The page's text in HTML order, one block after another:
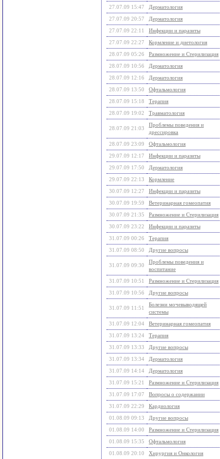
27.07.09 15:47
Дерматология
27.07.09 20:57
Дерматология
27.07.09 22:11
Инфекции и паразиты
27.07.09 22:27
Кормление и диетология
28.07.09 05:26
Размножение и Стерилизация
28.07.09 10:56
Дерматология
28.07.09 12:16
Дерматология
28.07.09 13:50
Офтальмология
28.07.09 15:18
Терапия
28.07.09 19:02
Травматология
28.07.09 21:03
Проблемы поведения и
дрессировка
28.07.09 23:09
Офтальмология
29.07.09 12:17
Инфекции и паразиты
29.07.09 17:50
Дерматология
29.07.09 22:13
Кормление
30.07.09 12:27
Инфекции и паразиты
30.07.09 19:59
Ветеринарная гомеопатия
30.07.09 21:35
Размножение и Стерилизация
30.07.09 23:22
Инфекции и паразиты
31.07.09 00:26
Терапия
31.07.09 08:50
Другие вопросы
31.07.09 09:30
Проблемы поведения и
воспитание
31.07.09 10:51
Размножение и Стерилизация
31.07.09 10:56
Другие вопросы
31.07.09 11:51
Болезни мочевыводящей
системы
31.07.09 12:04
Ветеринарная гомеопатия
31.07.09 13:24
Терапия
31.07.09 13:33
Другие вопросы
31.07.09 13:34
Дерматология
31.07.09 14:14
Дерматология
31.07.09 15:21
Размножение и Стерилизация
31.07.09 17:07
Вопросы о содержании
31.07.09 22:29
Кардиология
01.08.09 09:13
Другие вопросы
01.08.09 14:00
Размножение и Стерилизация
01.08.09 15:35
Офтальмология
01.08.09 20:10
Хирургия и Онкология